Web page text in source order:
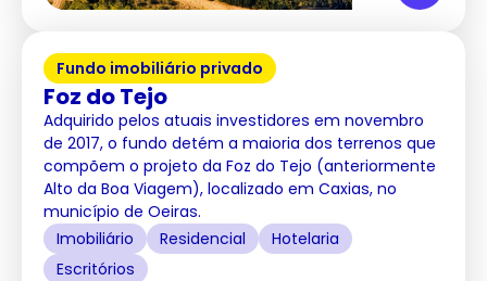
Fundo imobiliário privado
Foz do Tejo
Adquirido pelos atuais investidores em novembro
de 2017, o fundo detém a maioria dos terrenos que
compõem o projeto da Foz do Tejo (anteriormente
Alto da Boa Viagem), localizado em Caxias, no
município de Oeiras.
Imobiliário
Residencial
Hotelaria
Escritórios